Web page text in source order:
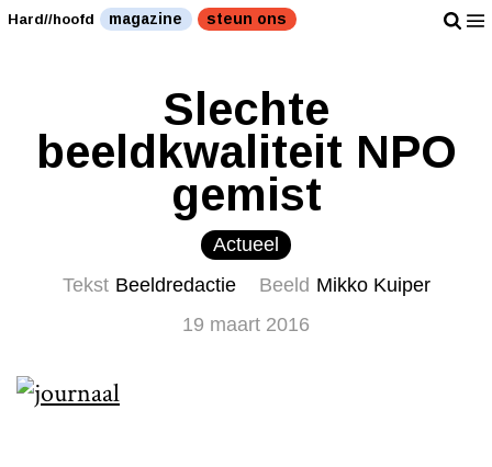
Hard//hoofd magazine steun ons
Slechte
beeldkwaliteit NPO
gemist
Actueel
Tekst Beeldredactie Beeld Mikko Kuiper
19 maart 2016